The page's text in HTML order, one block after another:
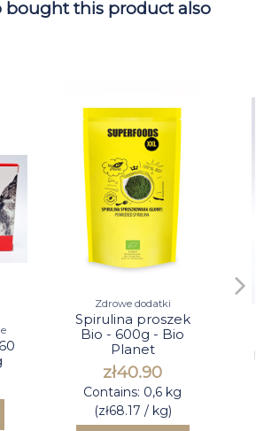
bought this product also
Zdrowe dodatki
Spirulina proszek
Bio - 600g - Bio
Planet
zł40.90
Contains: 0,6 kg
(zł68.17 / kg)